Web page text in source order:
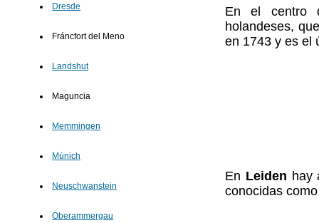
Dresde
Fráncfort del Meno
Landshut
Maguncia
Memmingen
Múnich
Neuschwanstein
Oberammergau
En el centro
holandeses,
en 1743 y es el
En Leiden hay
conocidas